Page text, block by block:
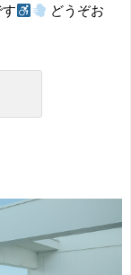
どうぞお